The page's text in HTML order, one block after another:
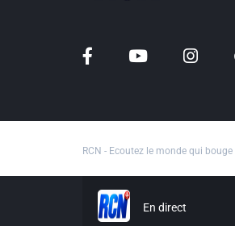
En direct
RCN - Ecoutez le monde qui bouge